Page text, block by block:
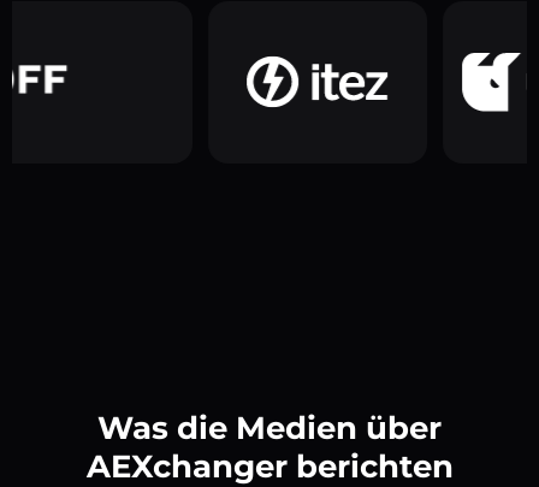
Was die Medien über
AEXchanger berichten